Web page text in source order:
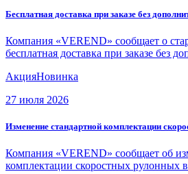
Бесплатная доставка при заказе без
Компания «VEREND» сообщает о
бесплатная доставка при заказе без
АкцияНовинка
27 июля 2026
Изменение стандартной комплектации
Компания «VEREND» сообщает об
комплектации скоростных рулонных